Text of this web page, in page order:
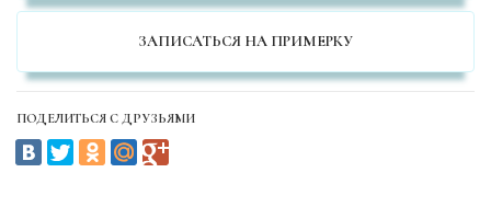
ЗАПИСАТЬСЯ НА ПРИМЕРКУ
ПОДЕЛИТЬСЯ С ДРУЗЬЯМИ